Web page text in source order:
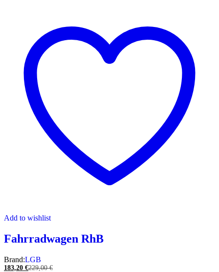
Add to wishlist
Fahrradwagen RhB
Brand:LGB
183,20 €229,00€